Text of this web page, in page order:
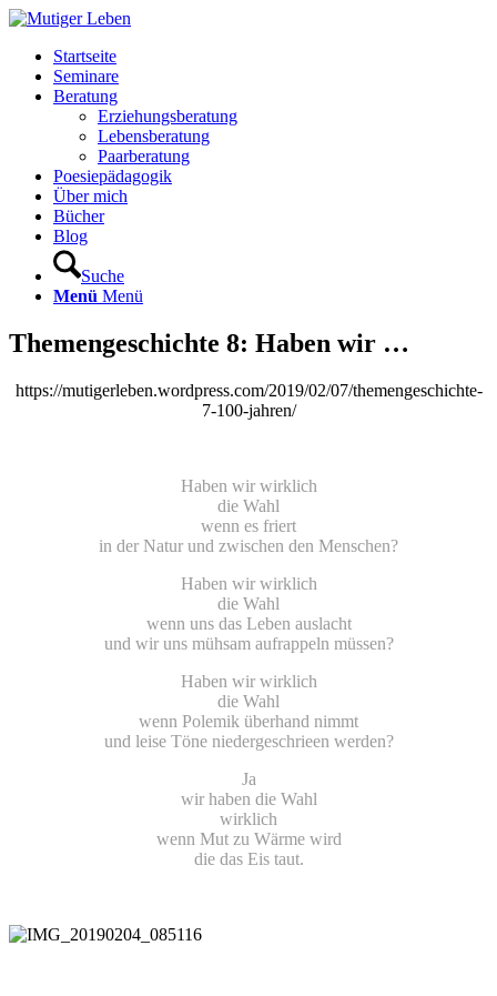
Startseite
Seminare
Beratung
Erziehungsberatung
Lebensberatung
Paarberatung
Poesiepädagogik
Über mich
Bücher
Blog
Suche
Menü Menü
Themengeschichte 8: Haben wir …
https://mutigerleben.wordpress.com/2019/02/07/themengeschichte-
7-100-jahren/
Haben wir wirklich
die Wahl
wenn es friert
in der Natur und zwischen den Menschen?
Haben wir wirklich
die Wahl
wenn uns das Leben auslacht
und wir uns mühsam aufrappeln müssen?
Haben wir wirklich
die Wahl
wenn Polemik überhand nimmt
und leise Töne niedergeschrieen werden?
Ja
wir haben die Wahl
wirklich
wenn Mut zu Wärme wird
die das Eis taut.